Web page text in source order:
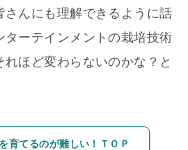
さんにも理解できるように話
ターテインメントの栽培技術
れほど変わらないのかな？と
育てるのが難しい！ＴＯＰ